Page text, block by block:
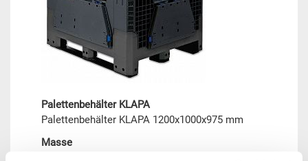
Palettenbehälter KLAPA
Palettenbehälter KLAPA 1200x1000x975 mm
Masse